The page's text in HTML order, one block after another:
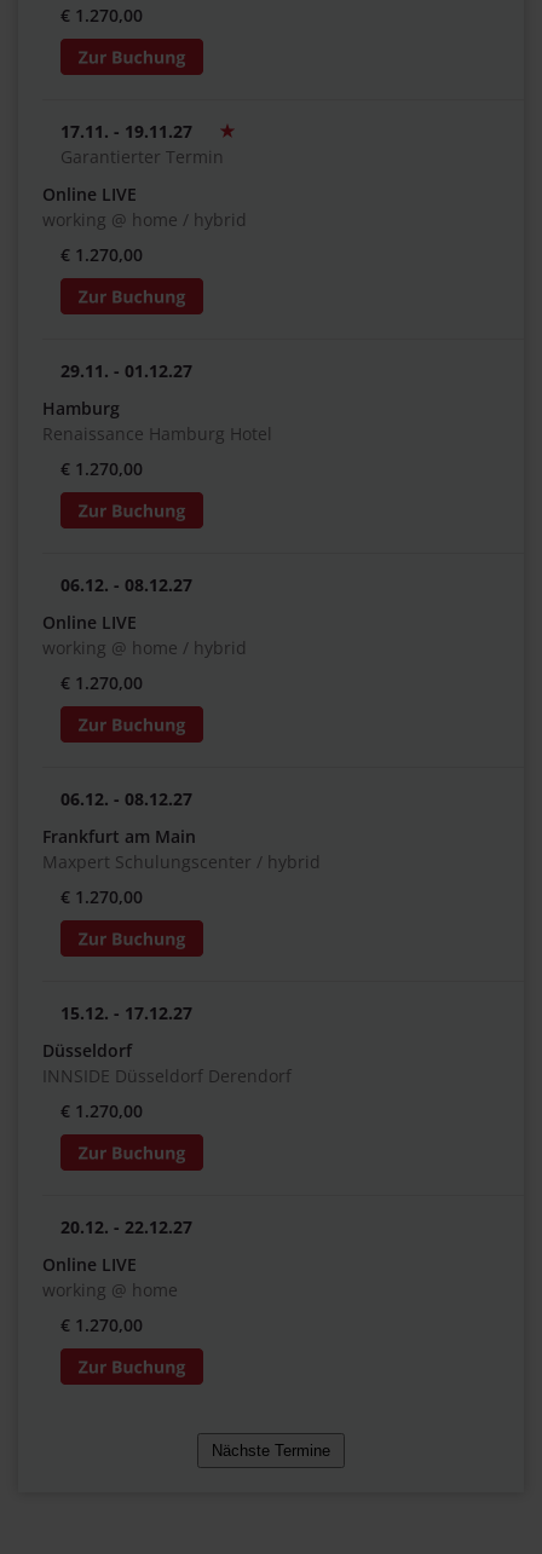
€ 1.270,00
17.11. - 19.11.27
Garantierter Termin
Online LIVE
working @ home / hybrid
€ 1.270,00
29.11. - 01.12.27
Hamburg
Renaissance Hamburg Hotel
€ 1.270,00
06.12. - 08.12.27
Online LIVE
working @ home / hybrid
€ 1.270,00
06.12. - 08.12.27
Frankfurt am Main
Maxpert Schulungscenter / hybrid
€ 1.270,00
15.12. - 17.12.27
Düsseldorf
INNSIDE Düsseldorf Derendorf
€ 1.270,00
20.12. - 22.12.27
Online LIVE
working @ home
€ 1.270,00